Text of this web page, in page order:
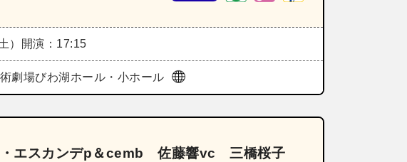
） 開演：17:15
劇場びわ湖ホール・小ホール
エスカンデp＆cemb 佐藤響vc 三橋桜子